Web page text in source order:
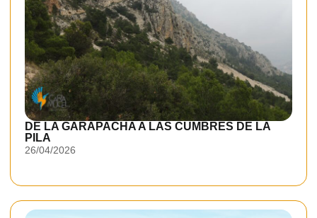
DE LA GARAPACHA A LAS CUMBRES DE LA
PILA
26/04/2026